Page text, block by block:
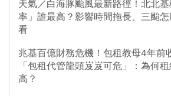
天氣／白海豚颱風最新路徑！北北
率」誰最高？影響時間拖長、三颱
看
兆基百億財務危機！包租教母4年前
「包租代管龍頭岌岌可危」：為何
高？